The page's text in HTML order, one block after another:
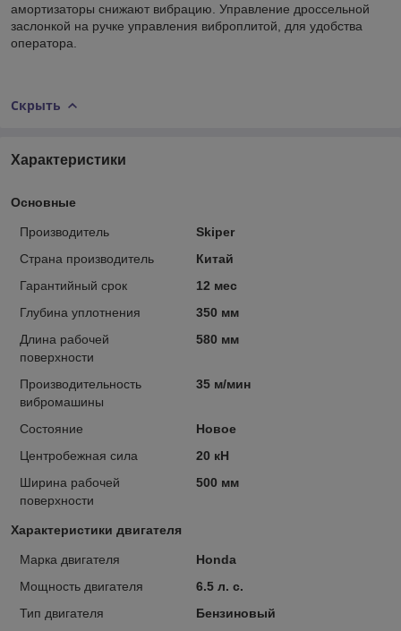
амортизаторы снижают вибрацию. Управление дроссельной
заслонкой на ручке управления виброплитой, для удобства
оператора.
Скрыть
Характеристики
Основные
Производитель
Skiper
Страна производитель
Китай
Гарантийный срок
12 мес
Глубина уплотнения
350 мм
Длина рабочей
поверхности
580 мм
Производительность
вибромашины
35 м/мин
Состояние
Новое
Центробежная сила
20 кН
Ширина рабочей
поверхности
500 мм
Характеристики двигателя
Марка двигателя
Honda
Мощность двигателя
6.5 л. с.
Тип двигателя
Бензиновый